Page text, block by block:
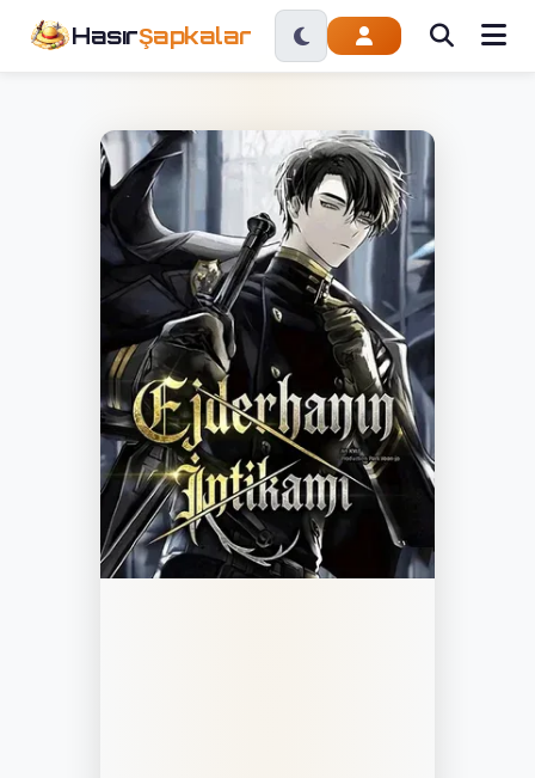
HasırŞapkalar